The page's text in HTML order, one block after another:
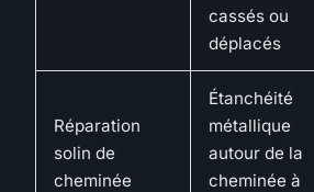
cassés ou
déplacés
Réparation
solin de
cheminée
Étanchéité
métallique
autour de la
cheminée à